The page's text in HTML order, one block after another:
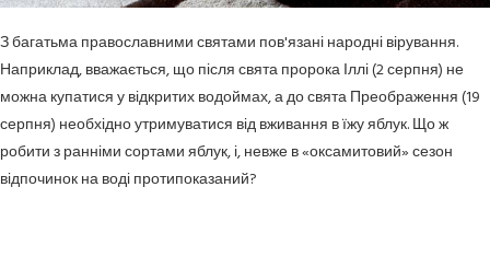
З багатьма православними святами пов'язані народні вірування.
Наприклад, вважається, що після свята пророка Іллі (2 серпня) не
можна купатися у відкритих водоймах, а до свята Преображення (19
серпня) необхідно утримуватися від вживання в їжу яблук. Що ж
робити з ранніми сортами яблук, і, невже в «оксамитовий» сезон
відпочинок на воді протипоказаний?